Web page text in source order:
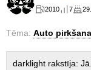
2010 7
Tēma: Auto
darklight rakstīja: